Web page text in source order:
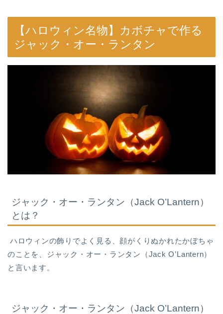
【ハロウィン名物】カボチャで作る
ジャック・オー・ランタン
ジャック・オー・ランタン（Jack O’Lantern）
とは？
ハロウィンの飾りでよく見る、顔がくりぬかれたかぼちゃ
のことを、ジャック・オー・ランタン（Jack O’Lantern）
と言います。
ジャック・オー・ランタン（Jack O’Lantern）